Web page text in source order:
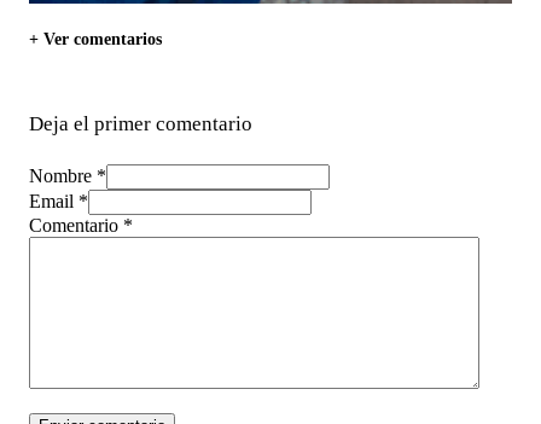
+ Ver comentarios
Deja el primer comentario
Nombre *
Email *
Comentario *